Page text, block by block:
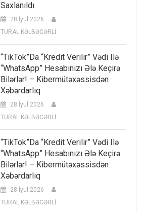
Saxlanıldı
28 İyul 2026
TURAL KƏLBƏCƏRLİ
“TikTok”da “kredit Verilir” Vədi Ilə
“WhatsApp” Hesabınızı Ələ Keçirə
Bilərlər! – Kibermütəxəssisdən
Xəbərdarlıq
28 İyul 2026
TURAL KƏLBƏCƏRLİ
“TikTok”da “kredit Verilir” Vədi Ilə
“WhatsApp” Hesabınızı Ələ Keçirə
Bilərlər! – Kibermütəxəssisdən
Xəbərdarlıq
28 İyul 2026
TURAL KƏLBƏCƏRLİ